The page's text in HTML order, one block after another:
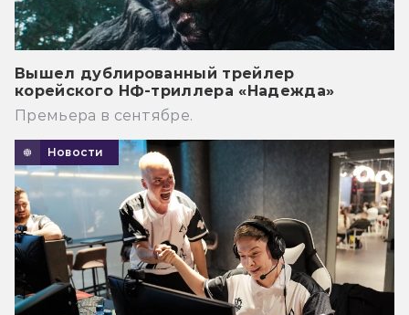
Вышел дублированный трейлер
корейского НФ-триллера «Надежда»
Премьера в сентябре.
Новости